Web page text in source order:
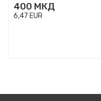
400 МКД
6,47 EUR